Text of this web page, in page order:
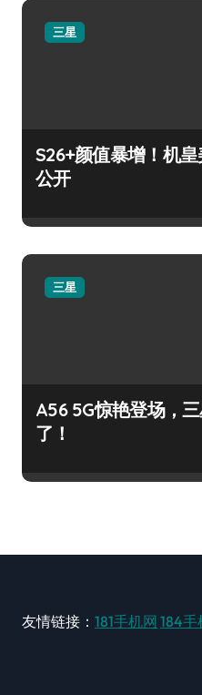
三星
S26+颜值暴增！机
公开
三星
A56 5G惊艳登场，
了！
友情链接： 181手机网 184手